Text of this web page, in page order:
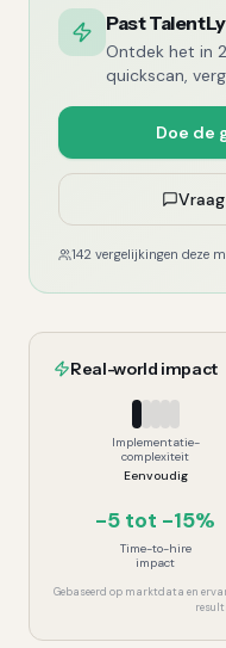
Past
Ontdek het in
quickscan,
Doe de
142 vergelijkingen deze
Real-world impact
Implementatie-
complexiteit
Eenvoudig
-5 tot -15%
Time-to-hire
impact
Gebaseerd op marktdata en